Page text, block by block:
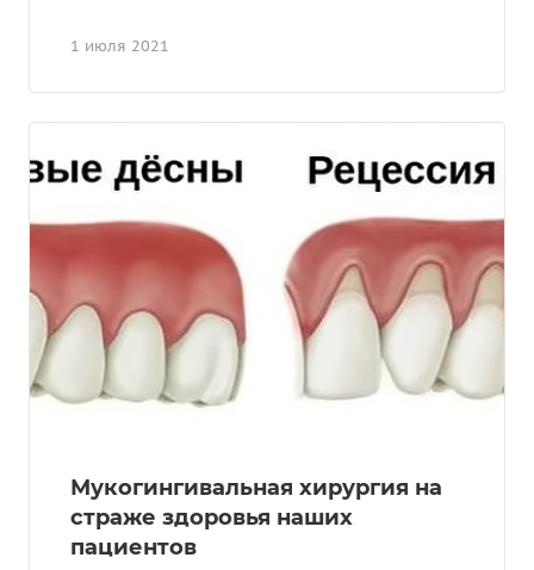
1 июля 2021
Мукогингивальная хирургия на
страже здоровья наших
пациентов